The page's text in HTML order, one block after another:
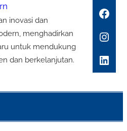
inovasi dan
menghadirkan
untuk mendukung
dan berkelanjutan.